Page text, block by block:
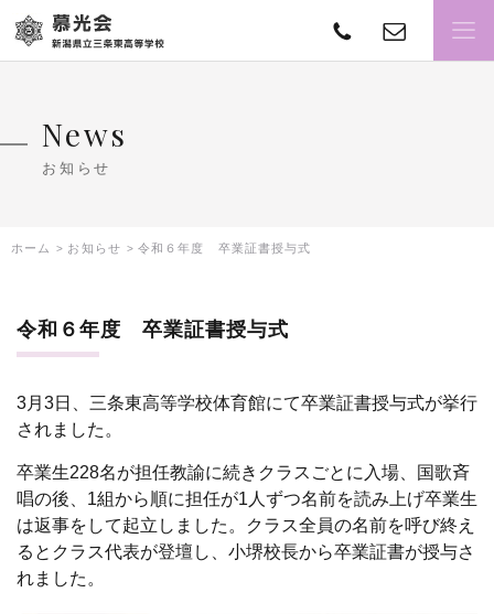
慕光会
News
お知らせ
ホーム お知らせ 令和６年度 卒業証書授与式
令和６年度 卒業証書授与式
3月3日、三条東高等学校体育館にて卒業証書授与式が挙行
されました。
卒業生228名が担任教諭に続きクラスごとに入場、国歌斉
唱の後、1組から順に担任が1人ずつ名前を読み上げ卒業生
は返事をして起立しました。クラス全員の名前を呼び終え
るとクラス代表が登壇し、小堺校長から卒業証書が授与さ
れました。